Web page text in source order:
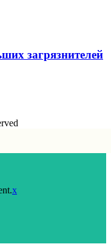
загрязнителей
x